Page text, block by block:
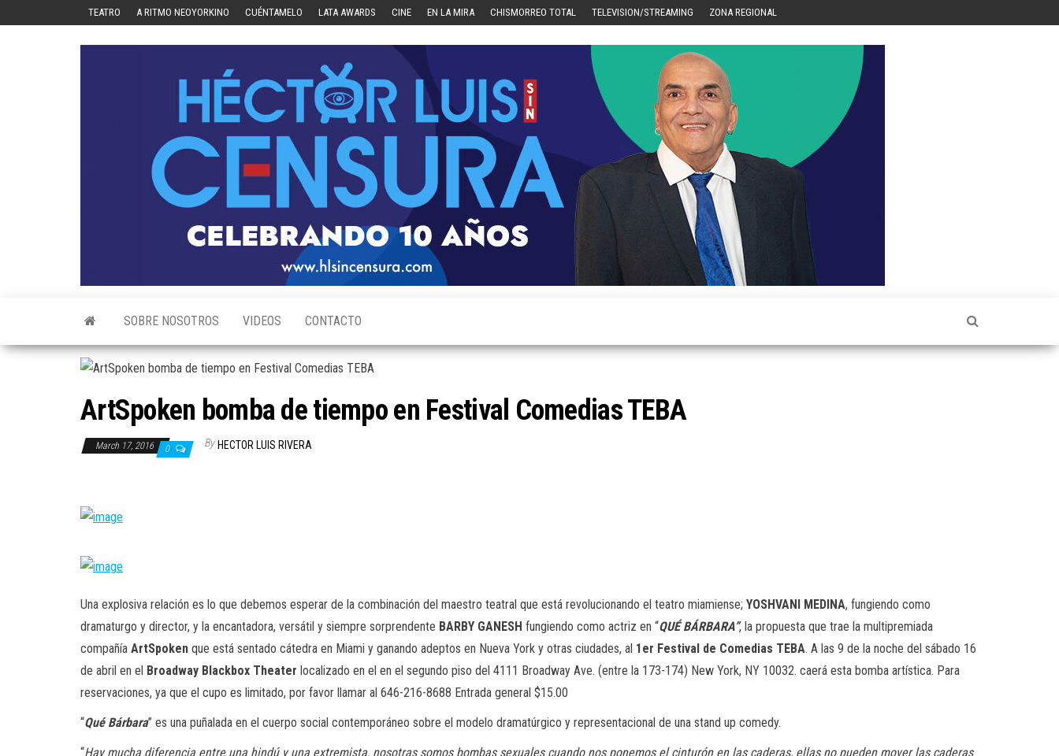
TEATRO A RITMO NEOYORKINO CUÉNTAMELO LATA AWARDS CINE EN LA MIRA CHISMORREO TOTAL TELEVISION/STREAMING ZONA REGIONAL
SOBRE NOSOTROS VIDEOS CONTACTO
ArtSpoken bomba de tiempo en Festival Comedias TEBA
March 17, 2016 0 By HECTOR LUIS RIVERA
Una explosiva relación es lo que debemos esperar de la combinación del maestro teatral que está revolucionando el teatro miamiense; YOSHVANI MEDINA, fungiendo como
dramaturgo y director, y la encantadora, versátil y siempre sorprendente BARBY GANESH fungiendo como actriz en “QUÉ BÁRBARA”, la propuesta que trae la multipremiada
compañía ArtSpoken que está sentado cátedra en Miami y ganando adeptos en Nueva York y otras ciudades, al 1er Festival de Comedias TEBA. A las 9 de la noche del sábado 16
de abril en el Broadway Blackbox Theater localizado en el en el segundo piso del 4111 Broadway Ave. (entre la 173-174) New York, NY 10032. caerá esta bomba artística. Para
reservaciones, ya que el cupo es limitado, por favor llamar al 646-216-8688 Entrada general $15.00
“Qué Bárbara” es una puñalada en el cuerpo social contemporáneo sobre el modelo dramatúrgico y representacional de una stand up comedy.
“Hay mucha diferencia entre una hindú y una extremista, nosotras somos bombas sexuales cuando nos ponemos el cinturón en las caderas, ellas no pueden mover las caderas